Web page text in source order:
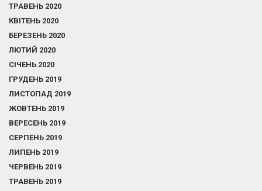
ТРАВЕНЬ 2020
КВІТЕНЬ 2020
БЕРЕЗЕНЬ 2020
ЛЮТИЙ 2020
СІЧЕНЬ 2020
ГРУДЕНЬ 2019
ЛИСТОПАД 2019
ЖОВТЕНЬ 2019
ВЕРЕСЕНЬ 2019
СЕРПЕНЬ 2019
ЛИПЕНЬ 2019
ЧЕРВЕНЬ 2019
ТРАВЕНЬ 2019